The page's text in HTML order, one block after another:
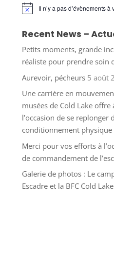
Notice Il n’y a pas d’évènements à
Recent News –
Petits moments, grande
réaliste pour prendre soin
Aurevoir, pécheurs 5 août
Une carrière en
musées de Cold Lake
l’occasion de se replonger
conditionnement physique
Merci pour vos efforts à
de commandement de
Galerie de photos : Le
Escadre et la BFC Cold Lake